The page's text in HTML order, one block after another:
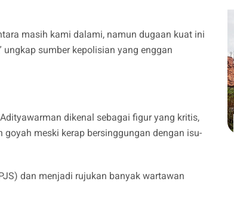
masih kami dalami, namun dugaan kuat ini
sumber kepolisian yang enggan
dikenal sebagai figur yang kritis,
meski kerap bersinggungan dengan isu-
dan menjadi rujukan banyak wartawan